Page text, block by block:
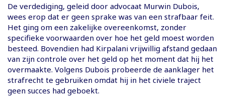
De verdediging, geleid door advocaat Murwin Dubois,
wees erop dat er geen sprake was van een strafbaar feit.
Het ging om een zakelijke overeenkomst, zonder
specifieke voorwaarden over hoe het geld moest worden
besteed. Bovendien had Kirpalani vrijwillig afstand gedaan
van zijn controle over het geld op het moment dat hij het
overmaakte. Volgens Dubois probeerde de aanklager het
strafrecht te gebruiken omdat hij in het civiele traject
geen succes had geboekt.